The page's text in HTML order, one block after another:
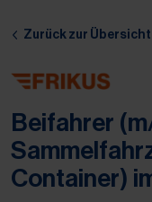
Zurück zur Übersicht
Beifahrer
Container)